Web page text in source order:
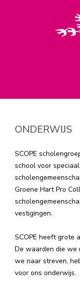
ONDERWIJS
SCOPE
school voor
Groene Hart Pro
vestigingen.
SCOPE heeft grote
De waarden die we
we naar streven,
voor ons onderwijs.